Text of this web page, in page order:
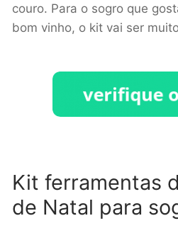
couro. Para o sogro que
bom vinho, o kit vai ser
Kit ferramentas
de Natal para